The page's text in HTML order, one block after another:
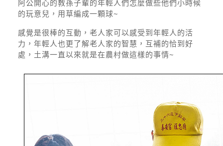
阿公開心的教孫子輩的年輕人們怎麼做些他們小時候
的玩意兒，用草編成一顆球~
感覺是很棒的互動，老人家可以感受到年輕人的活
力，年輕人也更了解老人家的智慧，互補的恰到好
處，土溝一直以來就是在農村做這樣的事情~